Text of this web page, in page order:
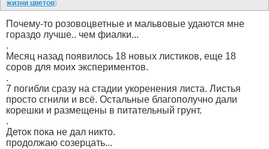
жизни цветов)
Почему-то розовоцветные и мальвовые удаются мне
гораздо лучше.. чем фиалки...
.
Месяц назад появилось 18 новых листиков, еще 18
соров для моих экспериментов.
.
7 погибли сразу на стадии укоренения листа. Листья
просто сгнили и всё. Остальные благополучно дали
корешки и размещены в питательный грунт.
.
Деток пока не дал никто.
продолжаю созерцать...